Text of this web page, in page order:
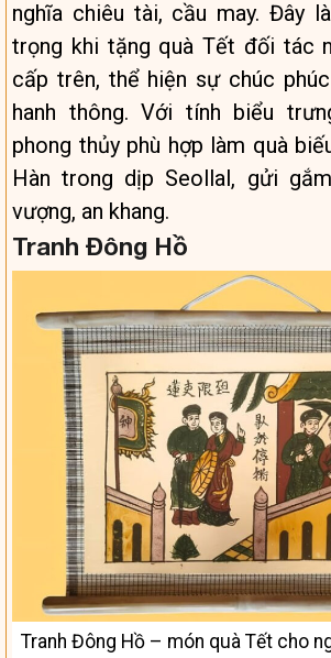
nghĩa chiêu tài, cầu may. Đây
trọng khi tặng quà Tết đối tác
cấp trên, thể hiện sự chúc
hanh thông. Với tính biểu
phong thủy phù hợp làm quà
Hàn trong dịp Seollal, gửi
vượng, an khang.
Tranh Đông Hồ
Tranh Đông Hồ – món quà Tết cho